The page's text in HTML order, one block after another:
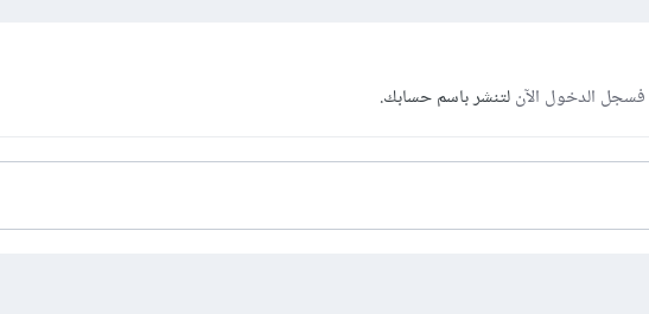
فسجل الدخول الآنلتنشر باسم حسابك.